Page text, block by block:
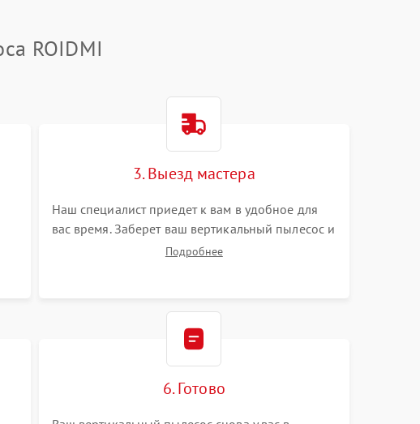
ROIDMI
3. Выезд мастера
Наш специалист приедет к вам в удобное для
вас время. Заберет ваш вертикальный пылесос и
привезет на склад для диагностики.
Подробнее
6. Готово